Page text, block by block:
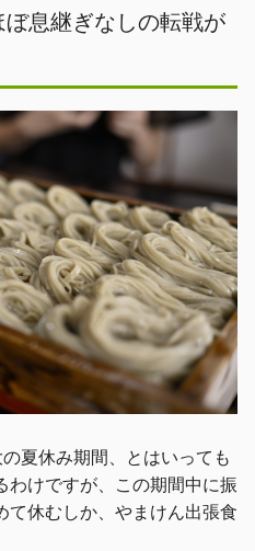
息継ぎなしの転戦が
夏休み期間、とはいっても
わけですが、この期間中に振
て休むしか、やまけん出張食